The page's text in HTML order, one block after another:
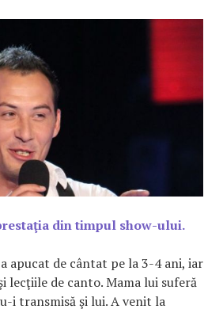
din timpul show-ului.
apucat de cântat pe la 3-4 ani, iar
lecţiile de canto. Mama lui suferă
i transmisă şi lui. A venit la